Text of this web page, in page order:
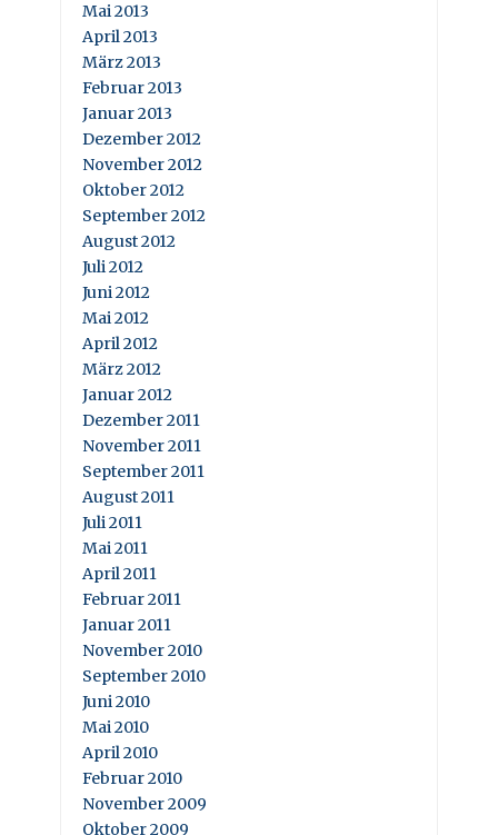
Mai 2013
April 2013
März 2013
Februar 2013
Januar 2013
Dezember 2012
November 2012
Oktober 2012
September 2012
August 2012
Juli 2012
Juni 2012
Mai 2012
April 2012
März 2012
Januar 2012
Dezember 2011
November 2011
September 2011
August 2011
Juli 2011
Mai 2011
April 2011
Februar 2011
Januar 2011
November 2010
September 2010
Juni 2010
Mai 2010
April 2010
Februar 2010
November 2009
Oktober 2009